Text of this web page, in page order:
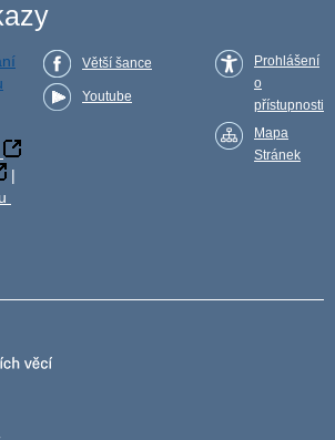
|
Větší šance
Youtube
Prohlášení
o
přístupnosti
Mapa
Stránek